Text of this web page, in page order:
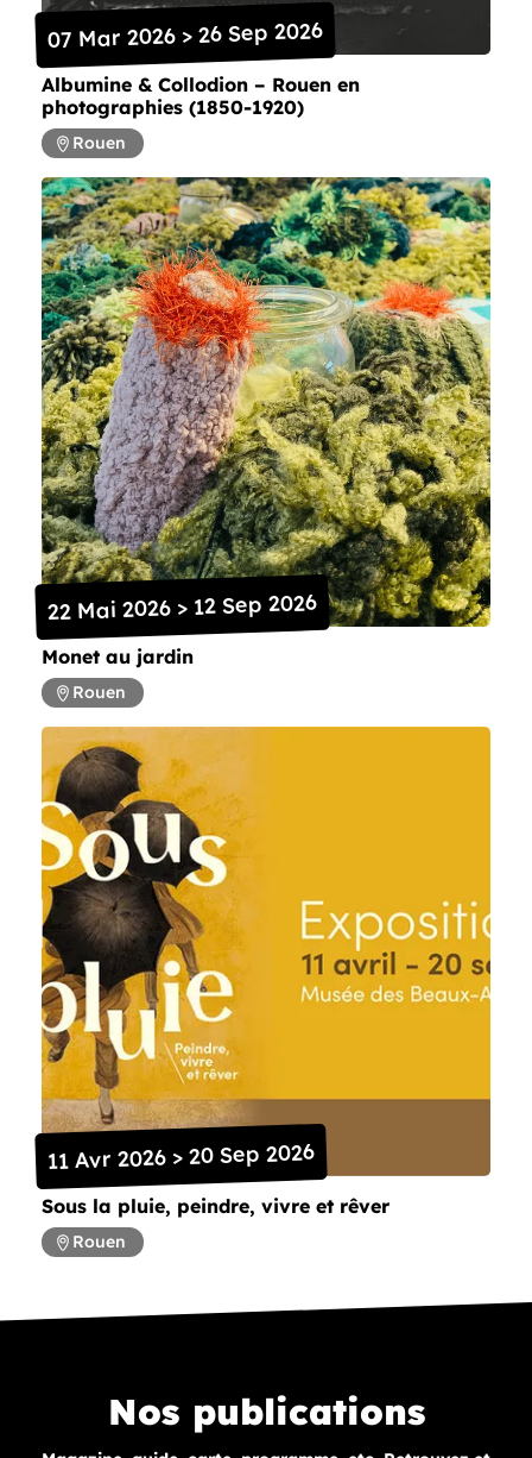
Albumine & Collodion – Rouen en
photographies (1850-1920)
07 Mar 2026 > 26 Sep 2026
Rouen
Monet au jardin
22 Mai 2026 > 12 Sep 2026
Rouen
Sous la pluie, peindre, vivre et rêver
11 Avr 2026 > 20 Sep 2026
Rouen
Nos publications